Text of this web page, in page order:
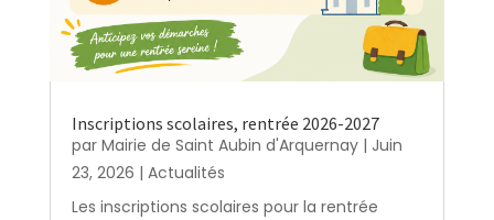
Inscriptions scolaires, rentrée 2026-2027
par Mairie de Saint Aubin d'Arquernay| Juin
23, 2026 | Actualités
Les inscriptions scolaires pour la rentrée